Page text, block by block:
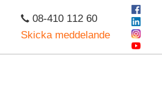
08-410 112 60
Skicka meddelande